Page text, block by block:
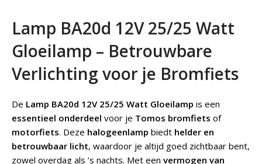
Lamp BA20d 12V 25/25 Watt
Gloeilamp – Betrouwbare
Verlichting voor je Bromfiets
De Lamp BA20d 12V 25/25 Watt Gloeilamp is een
essentieel onderdeel voor je Tomos bromfiets of
motorfiets. Deze halogeenlamp biedt helder en
betrouwbaar licht, waardoor je altijd goed zichtbaar bent,
zowel overdag als ’s nachts. Met een vermogen van